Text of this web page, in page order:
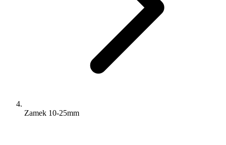
Zamek 10-25mm